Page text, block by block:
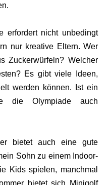
erfordert nicht unbedingt
nur kreative Eltern. Wer
Zuckerwürfeln? Welcher
Es gibt viele Ideen,
werden können. Ist ein
die Olympiade auch
bietet auch eine gute
Sohn zu einem Indoor-
Kids spielen, manchmal
bietet sich Minigolf